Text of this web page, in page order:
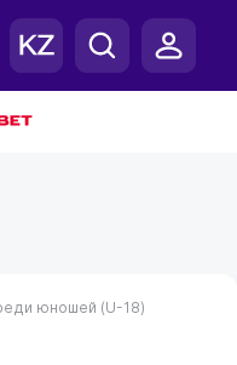
юношей (U-18)